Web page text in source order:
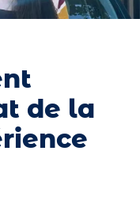
de la